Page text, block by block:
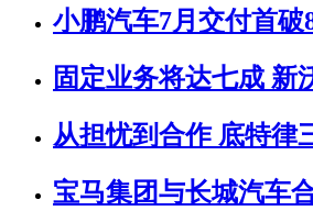
小鹏汽车7月交付首破
固定业务将达七成 新
从担忧到合作 底特律
宝马集团与长城汽车